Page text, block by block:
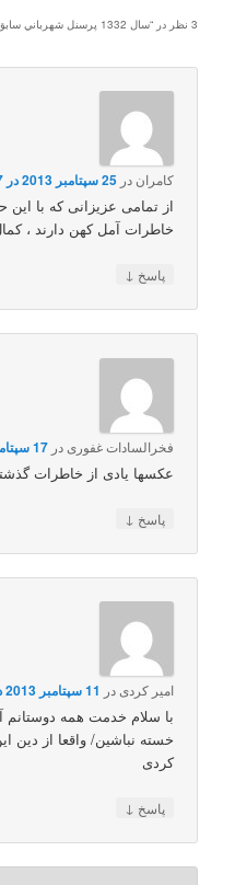
3 نظر در “ سال 1332 پرسنل شهرباني سابق
کامران در25 سپتامبر 2013 در 00:27
از تمامی عزیزانی که با
خاطرات آمل کهن دارند ،
پاسخ ↓
فخرالسادات غفوری در17 سپتامبر 2013 در 23:35
عکسها یادی از خاطرات
پاسخ ↓
امیر کردی در 11 سپتامبر 2013 در 08:23
با سلام خدمت همه دوستانم
خسته نباشین/ واقعا از دین
کردی
پاسخ ↓